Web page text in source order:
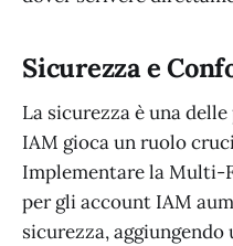
Sicurezza e
La sicurezza è una
IAM gioca un ruolo
Implementare la Multi-
per gli account IAM
sicurezza,